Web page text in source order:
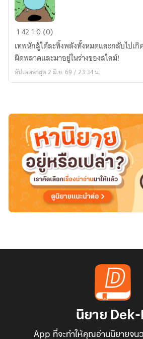
เก๋า
เปลี่ยน
ใน
ร่าง
สัปดาห์]
142 10 (0)
เทพนักสู้ได้ละทิ้งพลังทั้งหมดและกลับไปเกิ
ผิดพลาดและมาอยู่ในร่างของสไลม์!
อัปเดตล่าสุด 2 มิ.ย. 69 / 23:34 น.
นิยาย Dek-
App ที่จะทำให้คุณอ่านนิยายจน